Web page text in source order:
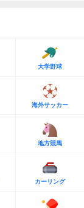
大学野球
海外サッカー
地方競馬
カーリング